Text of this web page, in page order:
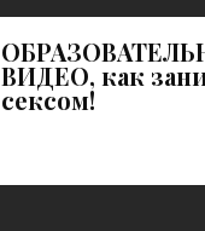
ВИДЕО, как
сексом!